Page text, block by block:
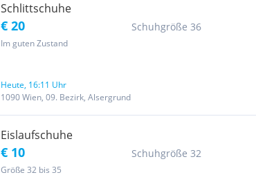
Schlittschuhe
€ 20 Schuhgröße 36
Im guten Zustand
Heute, 16:11 Uhr
1090 Wien, 09. Bezirk, Alsergrund
Eislaufschuhe
€ 10 Schuhgröße 32
Größe 32 bis 35